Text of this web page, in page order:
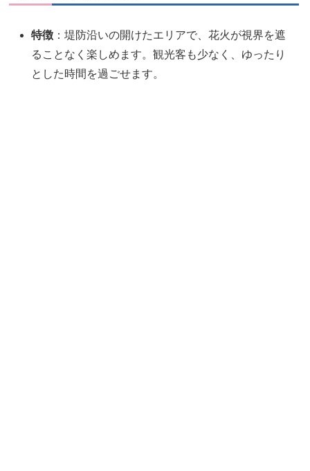
特徴 ：堤防沿いの開けたエリアで、花火が視界を遮
ることなく楽しめます。観光客も少なく、ゆったり
とした時間を過ごせます。